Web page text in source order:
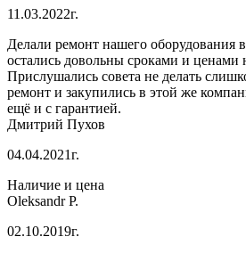
11.03.2022г.
Делали ремонт нашего оборудования
остались довольны сроками и ценами
Прислушались совета не делать
ремонт и закупились в этой же
ещё и с гарантией.
Дмитрий Пухов
04.04.2021г.
Наличие и цена
Oleksandr P.
02.10.2019г.